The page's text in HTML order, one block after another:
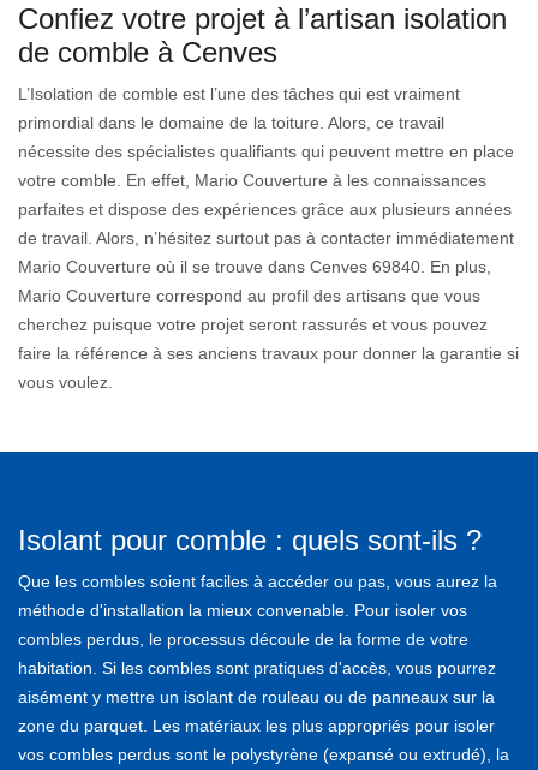
Confiez votre projet à l’artisan isolation
de comble à Cenves
L’Isolation de comble est l’une des tâches qui est vraiment
primordial dans le domaine de la toiture. Alors, ce travail
nécessite des spécialistes qualifiants qui peuvent mettre en place
votre comble. En effet, Mario Couverture à les connaissances
parfaites et dispose des expériences grâce aux plusieurs années
de travail. Alors, n’hésitez surtout pas à contacter immédiatement
Mario Couverture où il se trouve dans Cenves 69840. En plus,
Mario Couverture correspond au profil des artisans que vous
cherchez puisque votre projet seront rassurés et vous pouvez
faire la référence à ses anciens travaux pour donner la garantie si
vous voulez.
Isolant pour comble : quels sont-ils ?
Que les combles soient faciles à accéder ou pas, vous aurez la
méthode d'installation la mieux convenable. Pour isoler vos
combles perdus, le processus découle de la forme de votre
habitation. Si les combles sont pratiques d'accès, vous pourrez
aisément y mettre un isolant de rouleau ou de panneaux sur la
zone du parquet. Les matériaux les plus appropriés pour isoler
vos combles perdus sont le polystyrène (expansé ou extrudé), la